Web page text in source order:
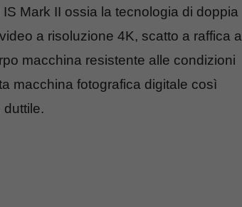
Mark II ossia la tecnologia di doppia
a risoluzione 4K, scatto a raffica a
macchina resistente alle condizioni
macchina fotografica digitale così